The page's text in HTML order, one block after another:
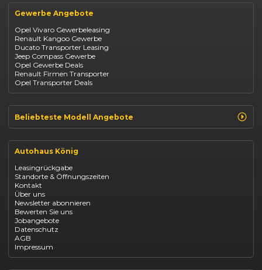
BYD Seal
Mazda CX-30
Citroen C4
Opel
Fiat
Jeep
Suzuki
BYD
Kia
Mazda
Citroën
Abarth
Fiat Professional
Gewerbe Angebote
Opel Vivaro Gewerbeleasing
Renault Kangoo Gewerbe
Ducato Transporter Leasing
Jeep Compass Gewerbe
Opel Gewerbe Deals
Renault Firmen Transporter
Opel Transporter Deals
Beliebteste Modell Angebote
Renault Arkana Leasing
Renault Captur Leasing
Opel Astra leasen
Opel Mokka kaufen
Opel Grandland finanzieren
Opel Vivaro Gewerbeleasing
Fiat 500 finanzieren
Fiat Panda leasen
Dacia Duster finanzieren
Dacia Sandero kaufen
Dacia Jogger leasen
Jeep Compass leasen
Jeep Renegade finanzieren
Autohaus König
Leasingrückgabe
Standorte & Öffnungszeiten
Kontakt
Über uns
Newsletter abonnieren
Bewerten Sie uns
Jobangebote
Datenschutz
AGB
Impressum